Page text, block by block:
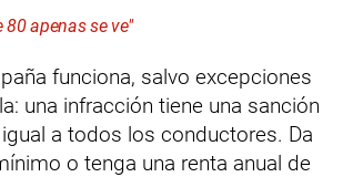
80 apenas se ve"
funciona, salvo excepciones
una infracción tiene una sanción
a todos los conductores. Da
o tenga una renta anual de